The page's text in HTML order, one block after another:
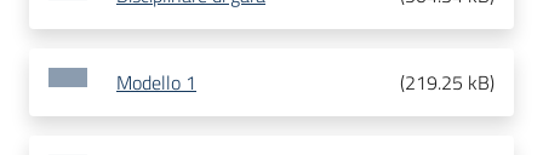
Modello 1 (219.25 kB)